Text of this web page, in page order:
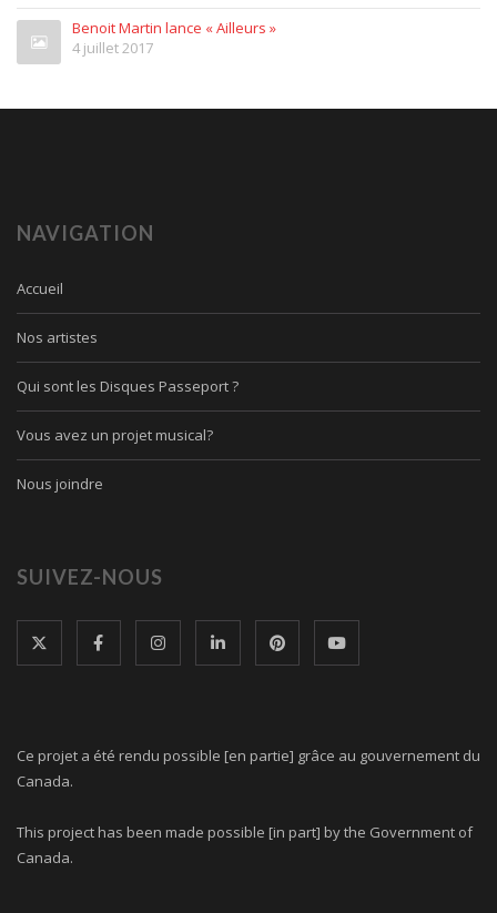
Benoit Martin lance « Ailleurs »
4 juillet 2017
NAVIGATION
Accueil
Nos artistes
Qui sont les Disques Passeport ?
Vous avez un projet musical?
Nous joindre
SUIVEZ-NOUS
Ce projet a été rendu possible [en partie] grâce au gouvernement du
Canada.
This project has been made possible [in part] by the Government of
Canada.